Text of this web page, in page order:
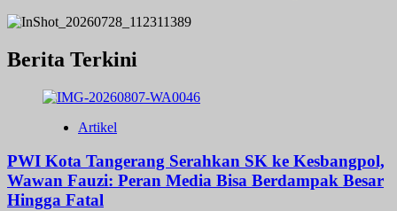
Berita Terkini
Artikel
PWI Kota Tangerang Serahkan SK ke Kesbangpol,
Wawan Fauzi: Peran Media Bisa Berdampak Besar
Hingga Fatal